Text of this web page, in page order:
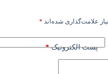
علامت‌گذاری شده‌اند *
پست الکترونیک*